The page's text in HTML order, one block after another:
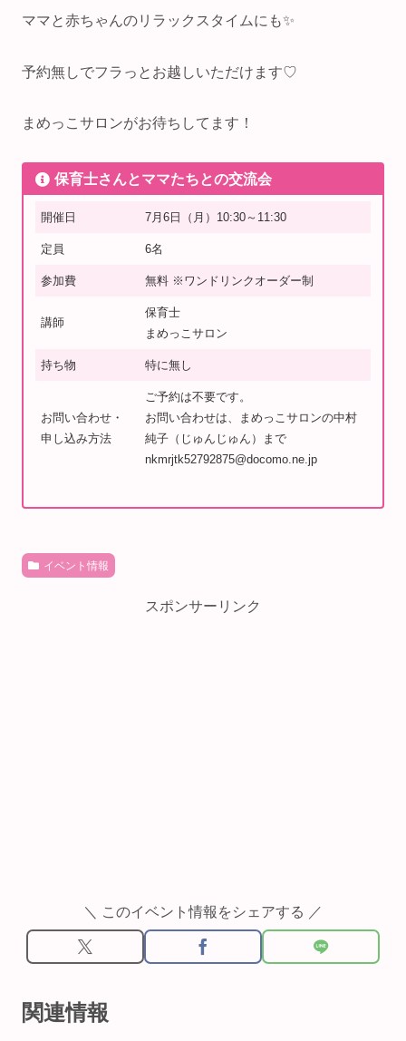
ママと赤ちゃんのリラックスタイムにも✨
予約無しでフラっとお越しいただけます♡
まめっこサロンがお待ちしてます！
保育士さんとママたちとの交流会
開催日 7月6日（月）10:30～11:30
定員 6名
参加費 無料 ※ワンドリンクオーダー制
講師
保育士
まめっこサロン
持ち物 特に無し
お問い合わせ・
申し込み方法
ご予約は不要です。
お問い合わせは、まめっこサロンの中村
純子（じゅんじゅん）まで
nkmrjtk52792875@docomo.ne.jp
イベント情報
スポンサーリンク
＼ このイベント情報をシェアする ／
関連情報